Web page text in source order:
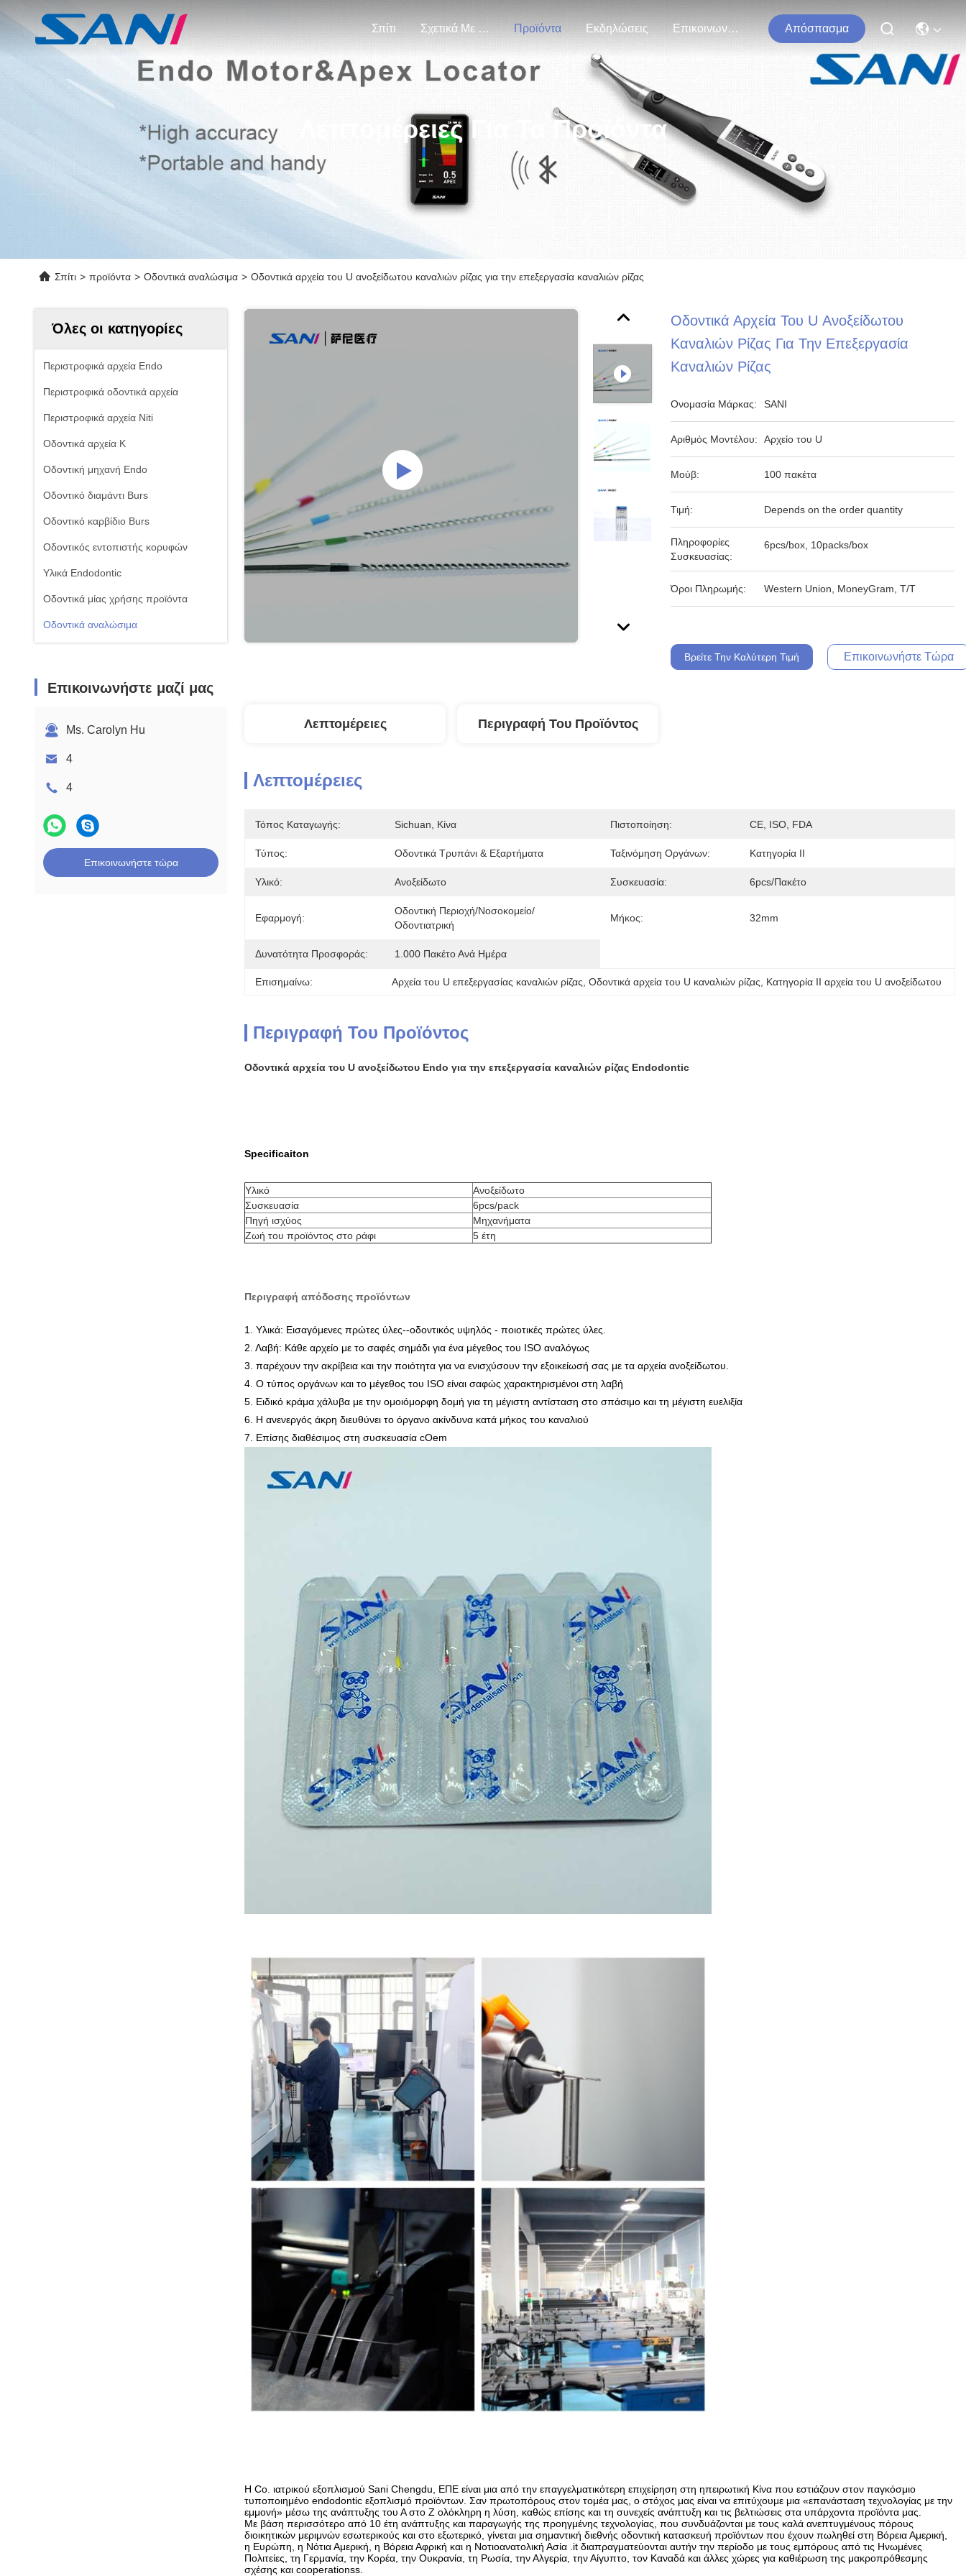
Σπίτι Σχετικά Με Εμάς Προϊόντα Εκδηλώσεις Επικοινωνήστε Μαζί Μας Απόσπασμα
Λεπτομέρειες Για Τα Προϊόντα
Σπίτι > προϊόντα > Οδοντικά αναλώσιμα > Οδοντικά αρχεία του U ανοξείδωτου καναλιών ρίζας για την επεξεργασία καναλιών ρίζας
Όλες οι κατηγορίες
Περιστροφικά αρχεία Endo
Περιστροφικά οδοντικά αρχεία
Περιστροφικά αρχεία Niti
Οδοντικά αρχεία Κ
Οδοντική μηχανή Endo
Οδοντικό διαμάντι Burs
Οδοντικό καρβίδιο Burs
Οδοντικός εντοπιστής κορυφών
Υλικά Endodontic
Οδοντικά μίας χρήσης προϊόντα
Οδοντικά αναλώσιμα
Επικοινωνήστε μαζί μας
Ms. Carolyn Hu
4
4
Επικοινωνήστε τώρα
Οδοντικά Αρχεία Του U Ανοξείδωτου
Καναλιών Ρίζας Για Την Επεξεργασία
Καναλιών Ρίζας
Ονομασία Μάρκας: SANI
Αριθμός Μοντέλου: Αρχείο του U
Μούβ: 100 πακέτα
Τιμή: Depends on the order quantity
Πληροφορίες
Συσκευασίας:
6pcs/box, 10packs/box
Όροι Πληρωμής: Western Union, MoneyGram, T/T
Βρείτε Την Καλύτερη Τιμή Επικοινωνήστε Τώρα
Λεπτομέρειες Περιγραφή Του Προϊόντος
Λεπτομέρειες
Τόπος Καταγωγής: Sichuan, Κίνα Πιστοποίηση: CE, ISO, FDA
Τύπος: Οδοντικά Τρυπάνι & Εξαρτήματα Ταξινόμηση Οργάνων: Κατηγορία ΙΙ
Υλικό: Ανοξείδωτο Συσκευασία: 6pcs/πακέτο
Εφαρμογή:
Οδοντική Περιοχή/νοσοκομείο/
Οδοντιατρική
Μήκος: 32mm
Δυνατότητα Προσφοράς: 1.000 Πακέτο Ανά Ημέρα
Επισημαίνω: Αρχεία του U επεξεργασίας καναλιών ρίζας Οδοντικά αρχεία του U καναλιών ρίζας Κατηγορία ΙΙ αρχεία του U ανοξείδωτου
Περιγραφή Του Προϊόντος
Οδοντικά αρχεία του U ανοξείδωτου Endo για την επεξεργασία καναλιών ρίζας Endodontic
Specificaiton
Υλικό
Ανοξείδωτο
Συσκευασία
6pcs/pack
Πηγή ισχύος
Μηχανήματα
Ζωή του προϊόντος στο ράφι
5 έτη
Περιγραφή απόδοσης προϊόντων
1. Υλικά: Εισαγόμενες πρώτες ύλες--οδοντικός υψηλός - ποιοτικές πρώτες ύλες.
2. Λαβή: Κάθε αρχείο με το σαφές σημάδι για ένα μέγεθος του ISO αναλόγως
3. παρέχουν την ακρίβεια και την ποιότητα για να ενισχύσουν την εξοικείωσή σας με τα αρχεία ανοξείδωτου.
4. Ο τύπος οργάνων και το μέγεθος του ISO είναι σαφώς χαρακτηρισμένοι στη λαβή
5. Ειδικό κράμα χάλυβα με την ομοιόμορφη δομή για τη μέγιστη αντίσταση στο σπάσιμο και τη μέγιστη ευελιξία
6. Η ανενεργός άκρη διευθύνει το όργανο ακίνδυνα κατά μήκος του καναλιού
7. Επίσης διαθέσιμος στη συσκευασία cOem
Η Co. ιατρικού εξοπλισμού Sani Chengdu, ΕΠΕ είναι μια από την επαγγελματικότερη επιχείρηση στη ηπειρωτική Κίνα που εστιάζουν στον παγκόσμιο
τυποποιημένο endodontic εξοπλισμό προϊόντων. Σαν πρωτοπόρους στον τομέα μας, ο στόχος μας είναι να επιτύχουμε μια «επανάσταση τεχνολογίας με την
εμμονή» μέσω της ανάπτυξης του Α στο Ζ ολόκληρη η λύση, καθώς επίσης και τη συνεχείς ανάπτυξη και τις βελτιώσεις στα υπάρχοντα προϊόντα μας.
Με βάση περισσότερο από 10 έτη ανάπτυξης και παραγωγής της προηγμένης τεχνολογίας, που συνδυάζονται με τους καλά ανεπτυγμένους πόρους
διοικητικών μεριμνών εσωτερικούς και στο εξωτερικό, γίνεται μια σημαντική διεθνής οδοντική κατασκευή προϊόντων που έχουν πωληθεί στη Βόρεια Αμερική,
η Ευρώπη, η Νότια Αμερική, η Βόρεια Αφρική και η Νοτιοανατολική Ασία .it διαπραγματεύονται αυτήν την περίοδο με τους εμπόρους από τις Ηνωμένες
Πολιτείες, τη Γερμανία, την Κορέα, την Ουκρανία, τη Ρωσία, την Αλγερία, την Αίγυπτο, τον Καναδά και άλλες χώρες για καθιέρωση της μακροπρόθεσμης
σχέσης και cooperationss.